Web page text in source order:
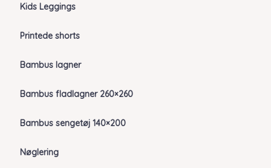
Kids Leggings
Printede shorts
Bambus lagner
Bambus fladlagner 260×260
Bambus sengetøj 140×200
Nøglering